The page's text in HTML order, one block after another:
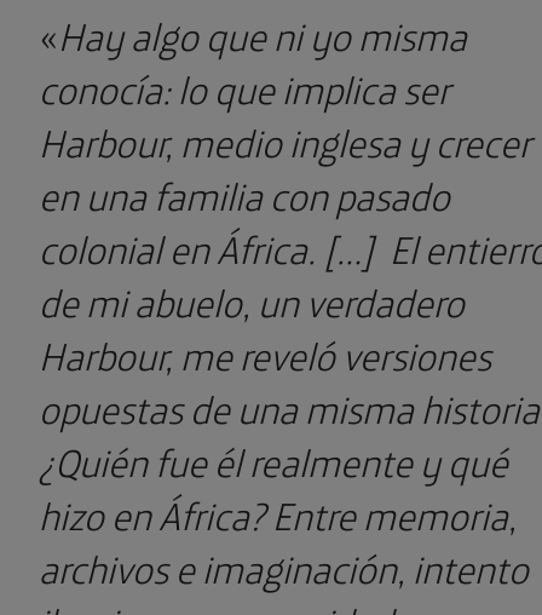
«Hay algo que ni yo misma
conocía: lo que implica ser
Harbour, medio inglesa y crecer
en una familia con pasado
colonial en África. […]El
de mi abuelo, un verdadero
Harbour, me reveló versiones
opuestas de una misma
¿Quién fue él realmente y qué
hizo en África? Entre memoria,
archivos e imaginación, intento